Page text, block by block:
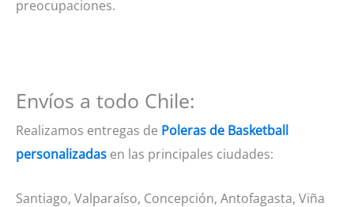
preocupaciones.
Envíos a todo Chile:
Realizamos entregas de Poleras de Basketball
personalizadas en las principales ciudades:
Santiago, Valparaíso, Concepción, Antofagasta, Viña